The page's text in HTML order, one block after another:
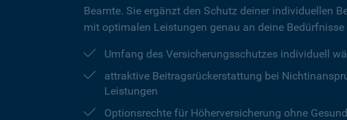
Beamte. Sie ergänzt den Schutz deiner individuellen
mit optimalen Leistungen genau an deine Bedürfnisse
Umfang des Versicherungsschutzes individuell
attraktive Beitragsrückerstattung bei
Leistungen
Optionsrechte für Höherversicherung ohne